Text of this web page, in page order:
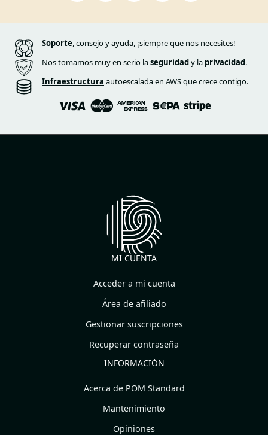
Soporte, consejo y ayuda, ¡siempre que nos necesites!
Nos tomamos muy en serio laseguridady la privacidad.
Infraestructura autoescalada en AWS que crece contigo.
MI CUENTA
Acceder a mi cuenta
Área de afiliado
Gestionar suscripciones
Recuperar contraseña
INFORMACIÓN
Acerca de POM Standard
Mantenimiento
Opiniones